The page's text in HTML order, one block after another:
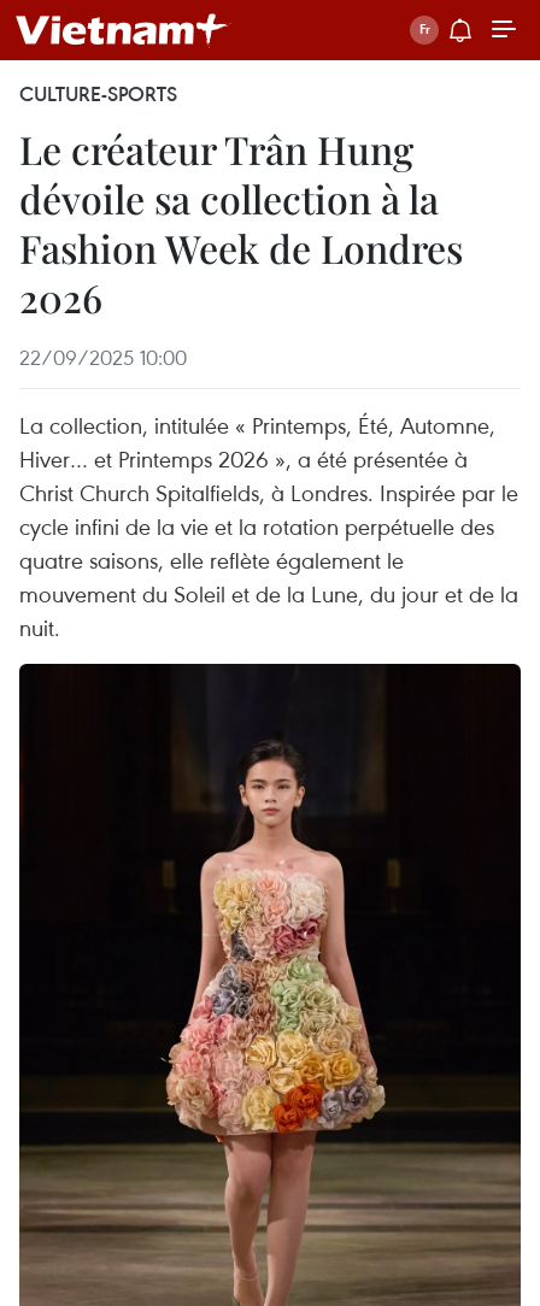
CULTURE-SPORTS
Le créateur Trân Hung
dévoile sa collection à la
Fashion Week de Londres
2026
22/09/2025 10:00
La collection, intitulée « Printemps, Été, Automne,
Hiver… et Printemps 2026 », a été présentée à
Christ Church Spitalfields, à Londres. Inspirée par le
cycle infini de la vie et la rotation perpétuelle des
quatre saisons, elle reflète également le
mouvement du Soleil et de la Lune, du jour et de la
nuit.